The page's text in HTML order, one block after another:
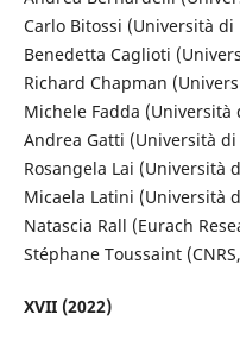
Carlo Bitossi (Università di
Benedetta Caglioti
Richard Chapman
Michele Fadda (Università
Andrea Gatti (Università di
Rosangela Lai (Università
Micaela Latini (Università
Natascia Rall (Eurach
Stéphane Toussaint
XVII (2022)